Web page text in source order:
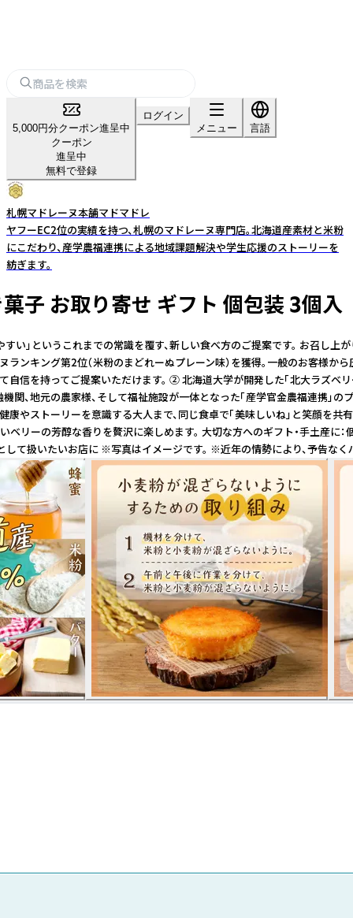
5,000円分クーポン進呈中
クーポン
進呈中
無料で登録
ログイン
メニュー
言語
札幌マドレーヌ本舗マドマドレ
ヤフーEC2位の実績を持つ、札幌のマドレーヌ専門店。北海道産素材と米粉
にこだわり、産学農福連携による地域課題解決や学生応援のストーリーを
紡ぎます。
子 お取り寄せ ギフト 個包装 3個入
というこれまでの常識を覆す、新しい食べ方のご提案です。 お
ング第2位（米粉のまどれーぬプレーン味）を獲得。一般のお
持ってご提案いただけます。 ② 北海道大学が開発した「北大ラズ
、地元の農家様、そして福祉施設が一体となった「産学官金農福
ストーリーを意識する大人まで、同じ食卓で「美味しいね」と
の芳醇な香りを贅沢に楽しめます。 大切な方へのギフト・手土
て扱いたいお店に ※写真はイメージです。 ※近年の情勢により、予告な